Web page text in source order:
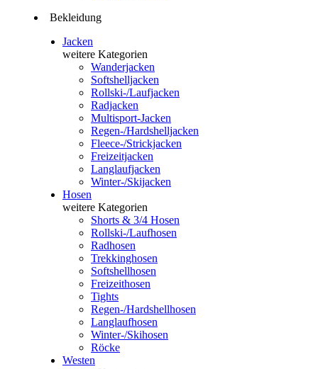
Bekleidung
Jacken
weitere Kategorien
Wanderjacken
Softshelljacken
Rollski-/Laufjacken
Radjacken
Multisport-Jacken
Regen-/Hardshelljacken
Fleece-/Strickjacken
Freizeitjacken
Langlaufjacken
Winter-/Skijacken
Hosen
weitere Kategorien
Shorts & 3/4 Hosen
Rollski-/Laufhosen
Radhosen
Trekkinghosen
Softshellhosen
Freizeithosen
Tights
Regen-/Hardshellhosen
Langlaufhosen
Winter-/Skihosen
Röcke
Westen